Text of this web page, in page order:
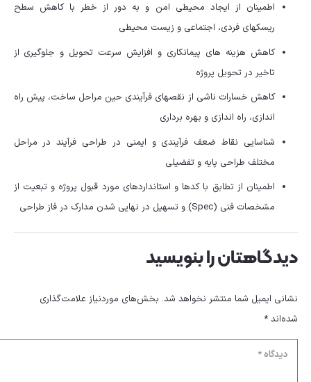
اطمینان از ایجاد محیطی امن و به دور از خطر با کاهش سطح
ریسک‎های فردی، اجتماعی و زیست محیطی
کاهش هزینه های پیمانکاری و افزایش سرعت تحویل و جلوگیری از
تاخیر در تحویل پروژه
کاهش خسارات ناشی از نقص‎های فرآیندی حین مراحل ساخت، پیش راه
اندازی، راه اندازی و بهره برداری
شناسایی نقاط ضعف فرآیندی و ایمنی در طراحی فرآیند در مراحل
مختلف طراحی پایه و تفضیلی
اطمینان از تطابق با کدها و استانداردهای مورد قبول پروژه و تبعیت از
مشخصات فنی (Spec) و تسهیل در نهایی شدن مدارک در فاز طراحی
دیدگاهتان را بنویسید
نشانی ایمیل شما منتشر نخواهد شد. بخش‌های موردنیاز علامت‌گذاری
شده‌اند*